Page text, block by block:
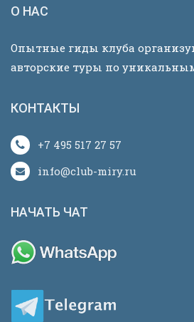
О НАС
Опытные гиды клуба
авторские туры по
КОНТАКТЫ
+7 495 517 27 57
info@club-miry.ru
НАЧАТЬ ЧАТ